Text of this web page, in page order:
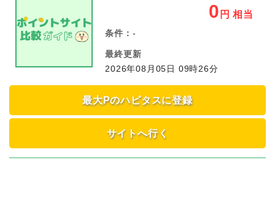
0 円 相当
条件： -
最終更新
2026年08月05日 09時26分
最大Pのハピタスに登録
サイトへ行く